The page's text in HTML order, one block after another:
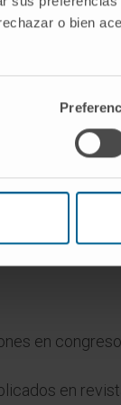
o bien
de Medicina
de
en
en